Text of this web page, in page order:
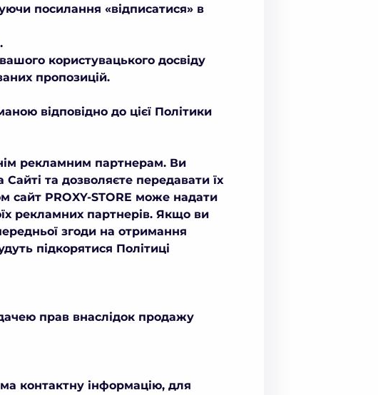
посилання «відписатися» в
користувацького досвіду
пропозицій.
відповідно до цієї Політики
рекламним партнерам. Ви
та дозволяєте передавати їх
сайт PROXY-STORE може надати
рекламних партнерів. Якщо ви
згоди на отримання
підкорятися Політиці
прав внаслідок продажу
контактну інформацію, для